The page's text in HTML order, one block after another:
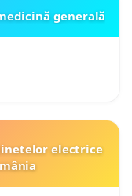
generală
electrice